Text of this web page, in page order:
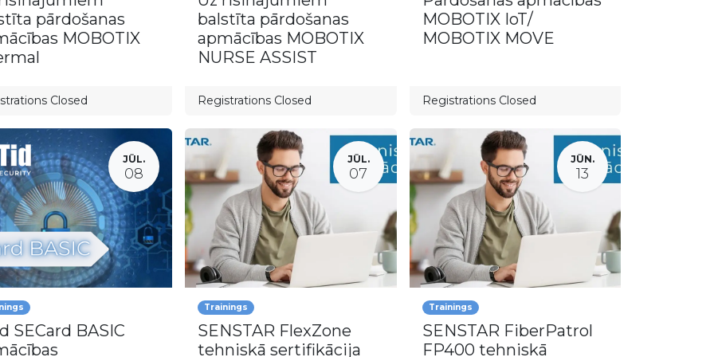
pārdošanas
MOBOTIX
Closed
balstīta pārdošanas
apmācības MOBOTIX
NURSE ASSIST
Registrations Closed
MOBOTIX IoT/
MOBOTIX MOVE
Registrations Closed
JŪL.
08
SECard BASIC
JŪL.
07
Trainings
SENSTAR FlexZone
tehniskā sertifikācija
JŪN.
13
Trainings
SENSTAR FiberPatrol
FP400 tehniskā